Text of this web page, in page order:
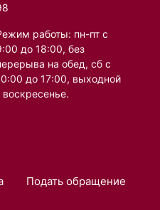
работы: пн-пт с
до 18:00, без
на обед, сб с
до 17:00, выходной
воскресенье.
Подать обращение